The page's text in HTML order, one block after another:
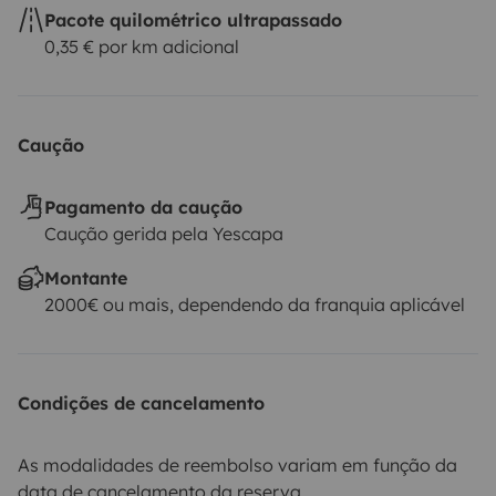
Pacote quilométrico ultrapassado
0,35 € por km adicional
Caução
Pagamento da caução
Caução gerida pela Yescapa
Montante
2000€ ou mais, dependendo da franquia aplicável
Condições de cancelamento
As modalidades de reembolso variam em função da
data de cancelamento da reserva.